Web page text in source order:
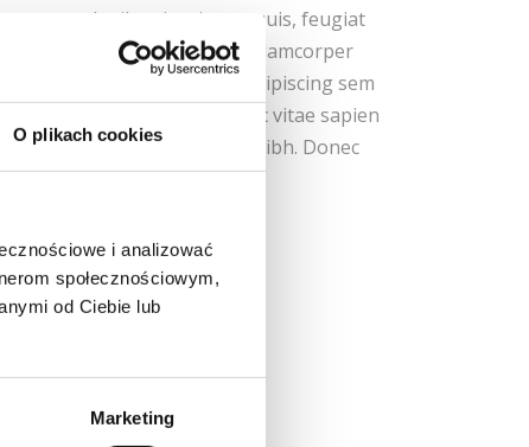
O plikach cookies
i analizować
społecznościowym,
od Ciebie lub
Marketing
ante, dapibus in, viverra quis, feugiat
nisi vel augue. Curabitur ullamcorper
semper libero, sit amet adipiscing sem
tincidunt tempus. Donec vitae sapien
fringilla mauris sit amet nibh. Donec